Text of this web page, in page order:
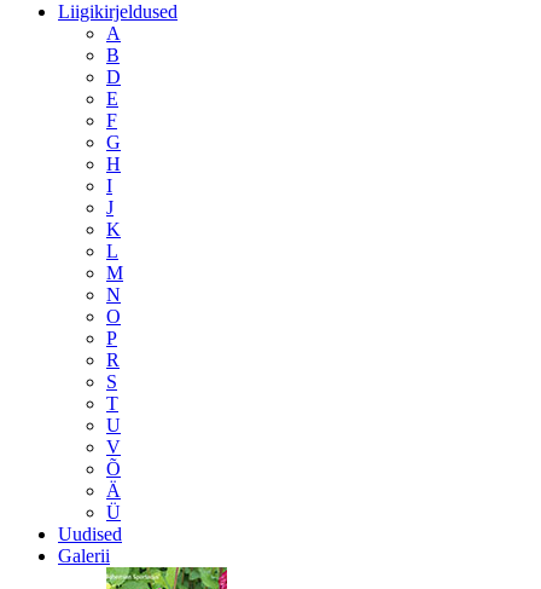
Liigikirjeldused
A
B
D
E
F
G
H
I
J
K
L
M
N
O
P
R
S
T
U
V
Õ
Ä
Ü
Uudised
Galerii